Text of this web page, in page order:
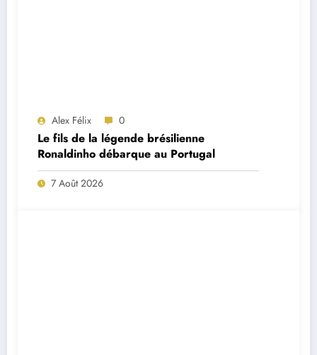
Alex Félix 0
Le fils de la légende brésilienne
Ronaldinho débarque au Portugal
7 Août 2026